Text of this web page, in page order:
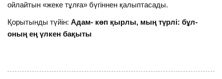
ойлайтын «жеке тұлға» бүгіннен қалыптасады.
Қорытынды түйін:Адам- көп қырлы, мың түрлі: бұл-
оның ең үлкен бақыты